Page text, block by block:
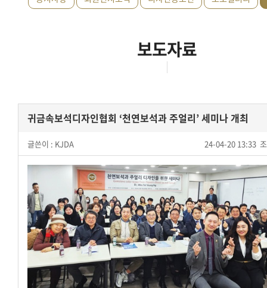
보도자료
귀금속보석디자인협회 ‘천연보석과 주얼리’ 세미나 개최
글쓴이 : KJDA 24-04-20 13:33